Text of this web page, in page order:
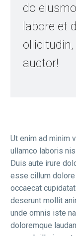
do
labore et
auctor!
Ut enim ad minim
ullamco laboris
Duis aute irure
esse cillum dolore
occaecat
deserunt mollit
unde omnis iste
doloremque